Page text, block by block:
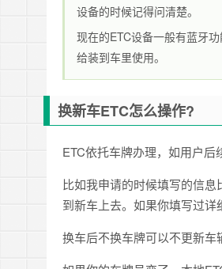
设备的时候记得问清楚。
现在的ETC设备一般有蓝牙
给装到车里使用。
换新车ETC怎么操作?
ETC依托车牌办理，如用户后
比如我申请的时候填写的信
到新车上去。如果你填写过
换车后不换车牌可以不更新车